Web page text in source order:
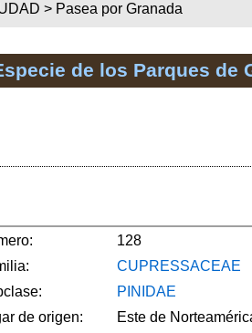
> Pasea por Granada
de los Parques de
128
CUPRESSACEAE
PINIDAE
de origen:
Este de